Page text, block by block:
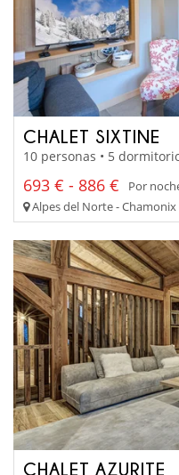
CHALET SIXTINE
10 personas • 5
693 € - 886 €
Por
Alpes del Norte - Chamonix
CHALET AZURITE